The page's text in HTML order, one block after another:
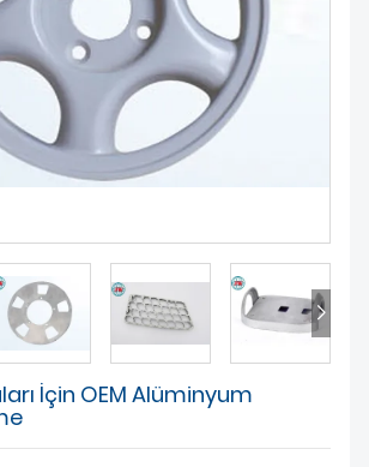
GEÇIN
İçin OEM Alüminyum